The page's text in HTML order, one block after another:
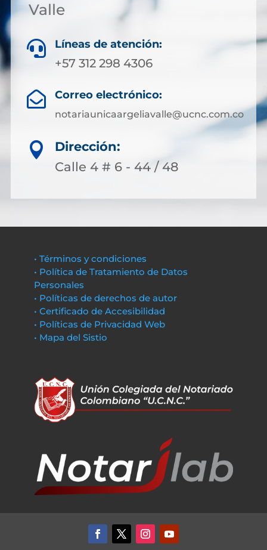
Valle
 Líneas de atención:
+57 312 298 4306
 Correo electrónico:
notariaunicaargeliavalle@ucnc.com.co

Dirección:
Calle 4 # 6 - 44 / 48
• Términos y condiciones
• Política de Tratamiento de Datos
Personales
• Políticas de derechos de autor
• Certificado de Accesibilidad
• Políticas de Privacidad Web
• Mapa del Sistio